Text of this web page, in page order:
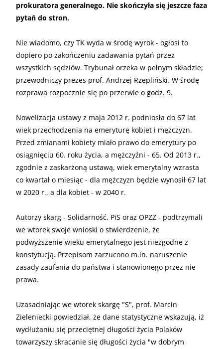
prokuratora generalnego. Nie skończyła się jeszcze faza
pytań do stron.
Nie wiadomo, czy TK wyda w środę wyrok - ogłosi to
dopiero po zakończeniu zadawania pytań przez
wszystkich sędziów. Trybunał orzeka w pełnym składzie;
przewodniczy prezes prof. Andrzej Rzepliński. W środę
rozprawa rozpocznie się po przerwie o godz. 9.
Nowelizacja ustawy z maja 2012 r. podniosła do 67 lat
wiek przechodzenia na emeryturę kobiet i mężczyzn.
Przed zmianami kobiety miało prawo do emerytury po
osiągnięciu 60. roku życia, a mężczyźni - 65. Od 2013 r.,
zgodnie z zaskarżoną ustawą, wiek emerytalny wzrasta
co kwartał o miesiąc - dla mężczyzn będzie wynosił 67 lat
w 2020 r., a dla kobiet - w 2040 r.
Autorzy skarg - Solidarność, PiS oraz OPZZ - podtrzymali
we wtorek swoje wnioski o stwierdzenie, że
podwyższenie wieku emerytalnego jest niezgodne z
konstytucją. Przepisom zarzucono m.in. naruszenie
zasady zaufania do państwa i stanowionego przez nie
prawa.
Uzasadniając we wtorek skargę "S", prof. Marcin
Zieleniecki powiedział, że dane statystyczne wskazują, iż
wydłużaniu się przeciętnej długości życia Polaków
towarzyszy skracanie się długości życia "w dobrym